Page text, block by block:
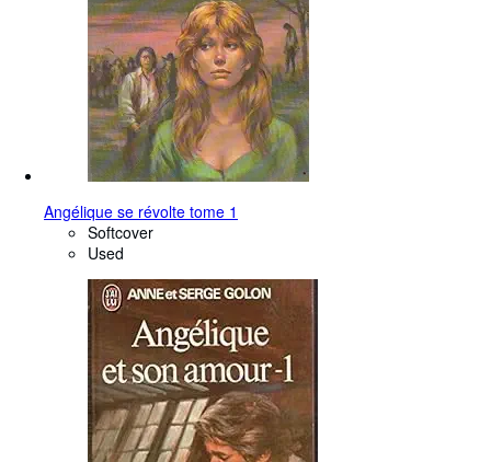
Angélique se révolte tome 1
Softcover
Used